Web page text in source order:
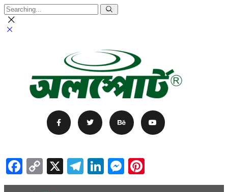
Facebook
Copy
Link
X Telegram
LinkedIn
Messenger